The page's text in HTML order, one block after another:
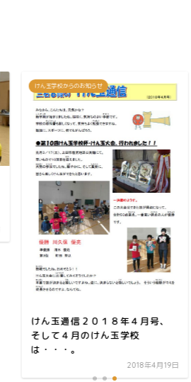
けん玉学校からのお知らせ
けん玉通信２０１８年４月号、
そして４月のけん玉学校
は・・・。
2018年4月19日